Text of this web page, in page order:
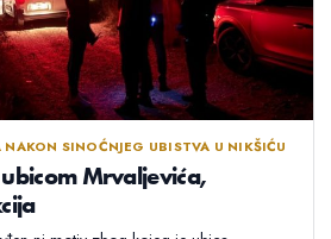
SINOĆNJEG UBISTVA U NIKŠIĆU
Mrvaljevića,